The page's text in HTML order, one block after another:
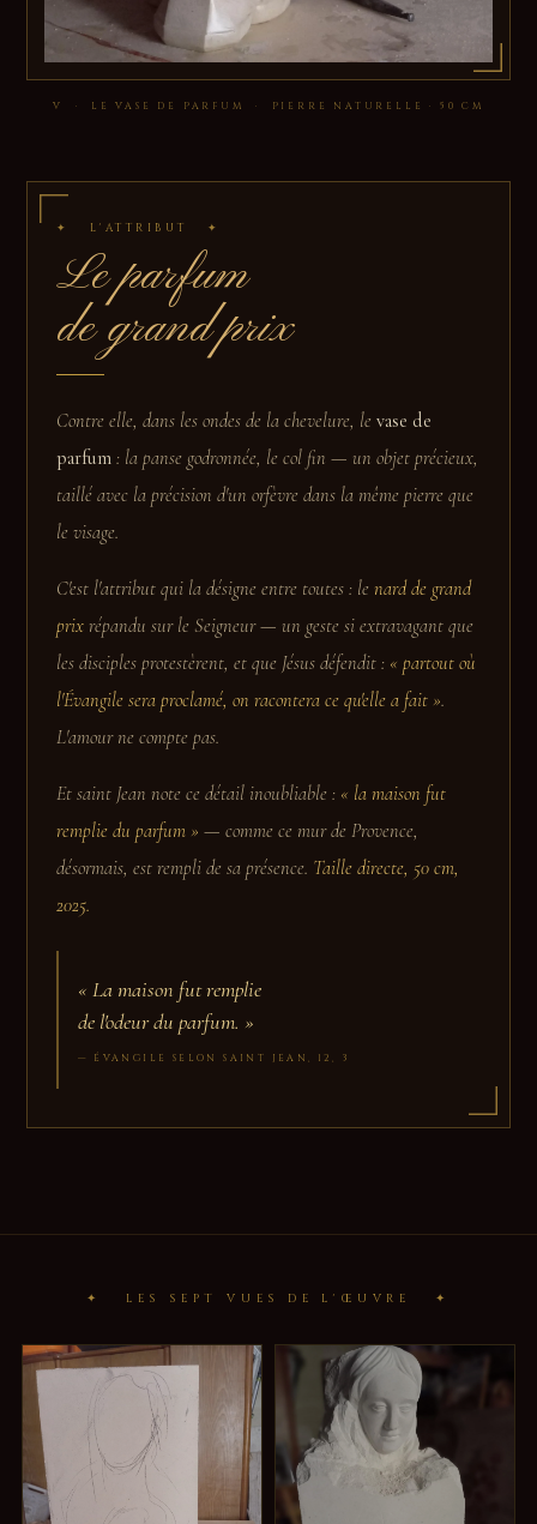
V · LE VASE DE PARFUM · PIERRE NATURELLE · 50 CM
✦ L'ATTRIBUT ✦
Le parfum
de grand prix
Contre elle, dans les ondes de la chevelure, levase de
parfum : la panse godronnée, le col fin — un objet précieux,
taillé avec la précision d'un orfèvre dans la même pierre que
le visage.
C'est l'attribut qui la désigne entre toutes : lenard de grand
prix répandu sur le Seigneur — un geste si extravagant que
les disciples protestèrent, et que Jésus défendit : « partout où
l'Évangile sera proclamé, on racontera ce qu'elle a fait ».
L'amour ne compte pas.
Et saint Jean note ce détail inoubliable : « la maison fut
remplie du parfum » — comme ce mur de Provence,
désormais, est rempli de sa présence. Taille directe, 50 cm,
2025.
«La maison fut remplie
de l'odeur du parfum. »
— ÉVANGILE SELON SAINT JEAN, 12, 3
✦ LES SEPT VUES DE L'ŒUVRE ✦